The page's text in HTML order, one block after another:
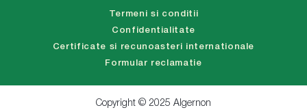
Termeni si conditii
Confidentialitate
Certificate si recunoasteri internationale
Formular reclamatie
Copyright © 2025 Algernon